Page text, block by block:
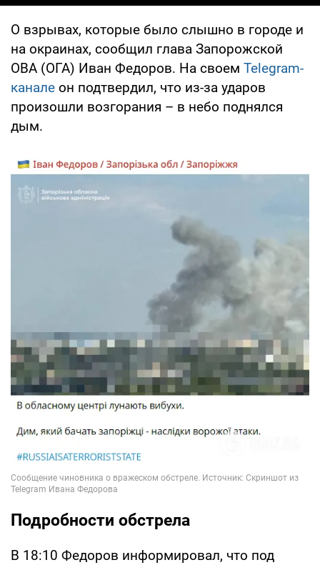
О взрывах, которые было слышно в городе и
на окраинах, сообщил глава Запорожской
ОВА (ОГА) Иван Федоров. На своем Telegram-
канале он подтвердил, что из-за ударов
произошли возгорания – в небо поднялся
дым.
Подробности обстрела
В 18:10 Федоров информировал, что под